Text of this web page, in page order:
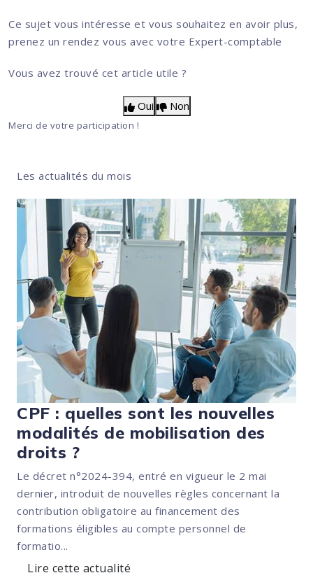
Ce sujet vous intéresse et vous souhaitez en avoir plus,
prenez un rendez vous avec votre Expert-comptable
Vous avez trouvé cet article utile ?
Oui Non
Merci de votre participation !
Les actualités du mois
CPF : quelles sont les nouvelles
modalités de mobilisation des
droits ?
Le décret n°2024-394, entré en vigueur le 2 mai
dernier, introduit de nouvelles règles concernant la
contribution obligatoire au financement des
formations éligibles au compte personnel de
formatio...
Lire cette actualité